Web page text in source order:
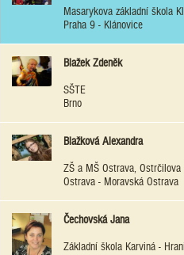
Masarykova základní škola
Praha 9 - Klánovice
Blažek Zdeněk
SŠTE
Brno
Blažková Alexandra
ZŠ a MŠ Ostrava, Ostrčilova
Ostrava - Moravská Ostrava
Čechovská Jana
Základní škola Karviná -